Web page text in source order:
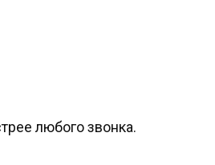
любого звонка.